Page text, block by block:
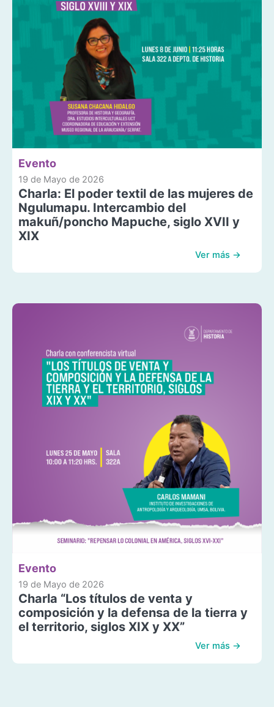
Evento
19 de Mayo de 2026
Charla: El poder textil de las mujeres de
Ngulumapu. Intercambio del
makuñ/poncho Mapuche, siglo XVII y
XIX
Ver más →
Evento
19 de Mayo de 2026
Charla “Los títulos de venta y
composición y la defensa de la tierra y
el territorio, siglos XIX y XX”
Ver más →